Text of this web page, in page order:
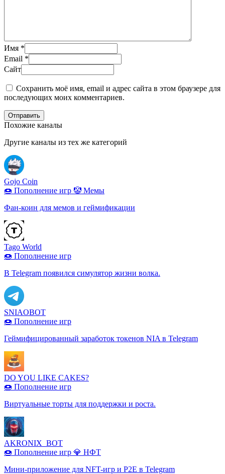
Имя *
Email *
Сайт
Сохранить моё имя, email и адрес сайта в этом браузере для
последующих моих комментариев.
Отправить
Похожие каналы
Другие каналы из тех же категорий
Gojo Coin
🍩 Пополнение игр 🤡 Мемы
Фан-коин для мемов и геймификации
Tago World
🍩 Пополнение игр
В Telegram появился симулятор жизни волка.
SNIAOBOT
🍩 Пополнение игр
Геймифицированный заработок токенов NIA в Telegram
DO YOU LIKE CAKES?
🍩 Пополнение игр
Виртуальные торты для поддержки и роста.
AKRONIX_BOT
🍩 Пополнение игр 💎 НФТ
Мини-приложение для NFT-игр и P2E в Telegram